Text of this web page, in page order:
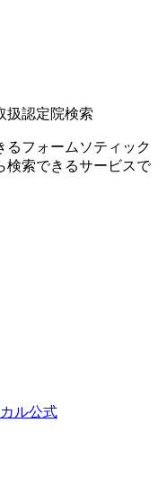
扱認定院検索
るフォームソティック
検索できるサービスで
ル公式